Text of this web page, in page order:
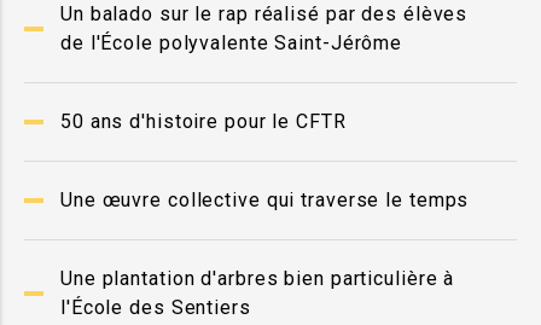
Un balado sur le rap réalisé par des élèves
de l'École polyvalente Saint-Jérôme
50 ans d'histoire pour le CFTR
Une œuvre collective qui traverse le temps
Une plantation d'arbres bien particulière à
l'École des Sentiers